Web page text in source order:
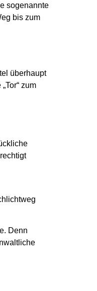
sogenannte
bis zum
überhaupt
zum
. Denn